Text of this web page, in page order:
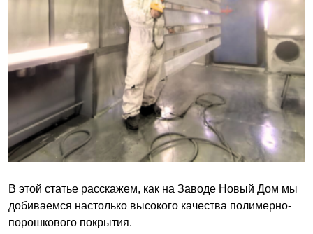
В этой статье расскажем, как на Заводе Новый Дом мы
добиваемся настолько высокого качества полимерно-
порошкового покрытия.